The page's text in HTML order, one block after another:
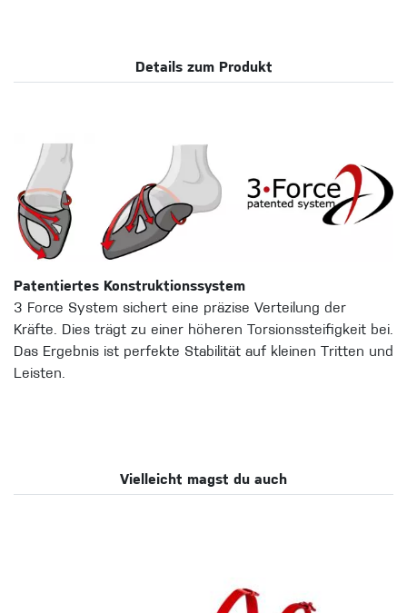
Details zum Produkt
Patentiertes Konstruktionssystem
3 Force System sichert eine präzise Verteilung der
Kräfte. Dies trägt zu einer höheren Torsionssteifigkeit bei.
Das Ergebnis ist perfekte Stabilität auf kleinen Tritten und
Leisten.
Vielleicht magst du auch